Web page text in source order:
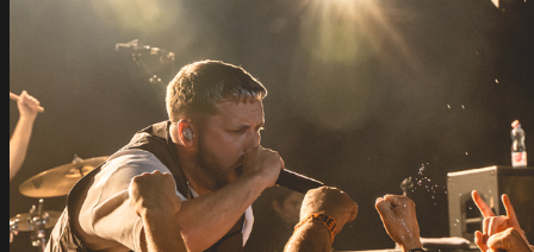
fotómasina, akár nincs.
Trenches, Life Sentence, Karma, Self Supremacy
négyese
alatt a színpadon is eluralkodott a káosz, részben az onnan a
tömegbe ugrálók miatt, részben mert a zenészek láthatóan
legalább annyira élvezték ezt a hangulatot mint mi. Josh
Baines egyedül a fején nem forgott, azon kívül mindent is
csinált, közben megvillantva azokat a gyilkos szólókat is.
Mondjuk legalább a háttérvokálos munkában kisegítette őt